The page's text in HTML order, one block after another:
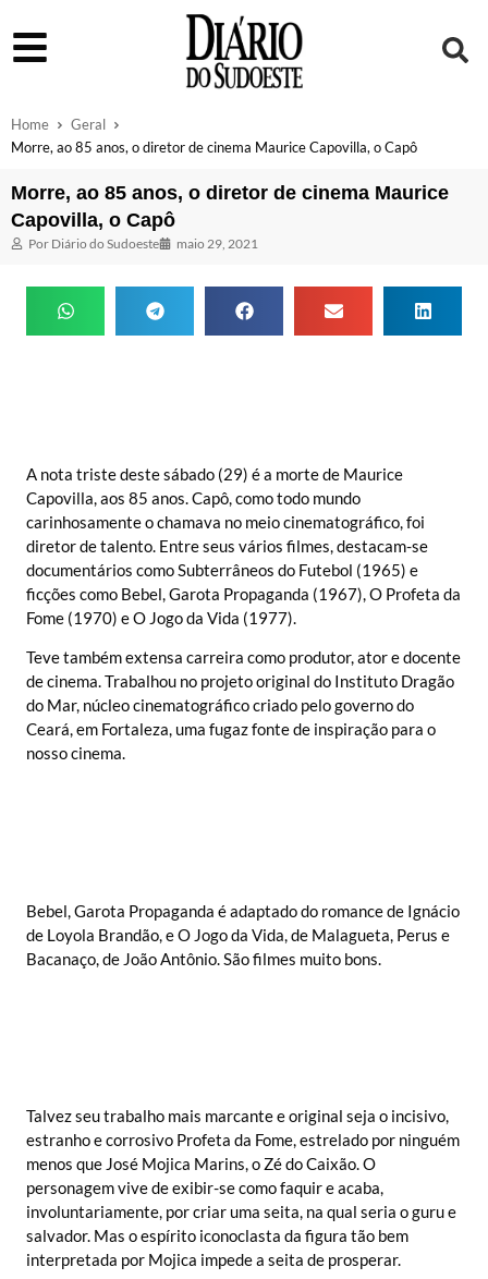
Home
Geral
Morre, ao 85 anos, o diretor de cinema Maurice Capovilla, o Capô
Morre, ao 85 anos, o diretor de cinema Maurice
Capovilla, o Capô
Por Diário do Sudoeste maio 29, 2021
A nota triste deste sábado (29) é a morte de Maurice
Capovilla, aos 85 anos. Capô, como todo mundo
carinhosamente o chamava no meio cinematográfico, foi
diretor de talento. Entre seus vários filmes, destacam-se
documentários como Subterrâneos do Futebol (1965) e
ficções como Bebel, Garota Propaganda (1967), O Profeta da
Fome (1970) e O Jogo da Vida (1977).
Teve também extensa carreira como produtor, ator e docente
de cinema. Trabalhou no projeto original do Instituto Dragão
do Mar, núcleo cinematográfico criado pelo governo do
Ceará, em Fortaleza, uma fugaz fonte de inspiração para o
nosso cinema.
Bebel, Garota Propaganda é adaptado do romance de Ignácio
de Loyola Brandão, e O Jogo da Vida, de Malagueta, Perus e
Bacanaço, de João Antônio. São filmes muito bons.
Talvez seu trabalho mais marcante e original seja o incisivo,
estranho e corrosivo Profeta da Fome, estrelado por ninguém
menos que José Mojica Marins, o Zé do Caixão. O
personagem vive de exibir-se como faquir e acaba,
involuntariamente, por criar uma seita, na qual seria o guru e
salvador. Mas o espírito iconoclasta da figura tão bem
interpretada por Mojica impede a seita de prosperar.